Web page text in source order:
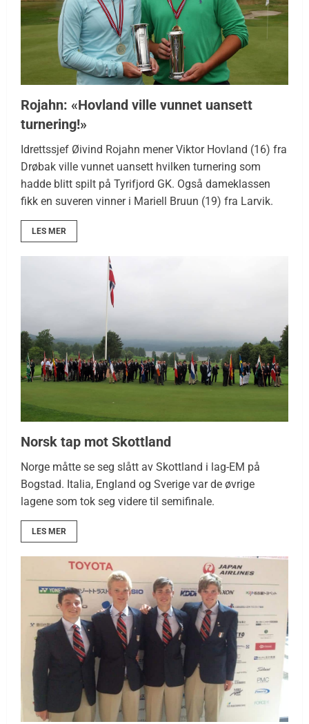
Rojahn: «Hovland ville vunnet uansett
turnering!»
Idrettssjef Øivind Rojahn mener Viktor Hovland (16) fra
Drøbak ville vunnet uansett hvilken turnering som
hadde blitt spilt på Tyrifjord GK. Også dameklassen
fikk en suveren vinner i Mariell Bruun (19) fra Larvik.
LES MER
Norsk tap mot Skottland
Norge måtte se seg slått av Skottland i lag-EM på
Bogstad. Italia, England og Sverige var de øvrige
lagene som tok seg videre til semifinale.
LES MER